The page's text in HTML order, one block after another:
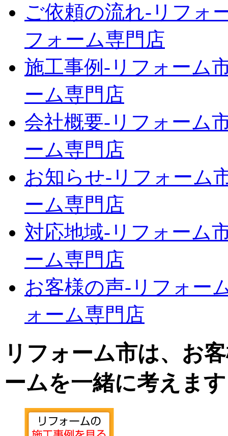
ご依頼の流れ‐リフォ
フォーム専門店
施工事例‐リフォーム
ーム専門店
会社概要‐リフォーム
ーム専門店
お知らせ‐リフォーム
ーム専門店
対応地域‐リフォーム
ーム専門店
お客様の声‐リフォー
ォーム専門店
リフォーム市は、お
ームを一緒に考えま